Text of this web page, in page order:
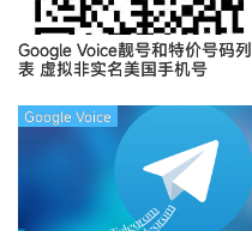
Google Voice靓号和特价号码列
表 虚拟非实名美国手机号
Google Voice